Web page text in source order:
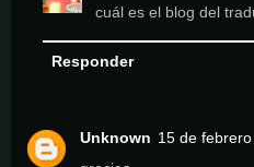
cuál es el blog del
Responder
Unknown 15 de